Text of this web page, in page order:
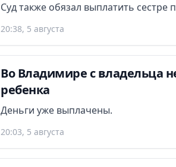
Суд также обязал выплатить
20:38, 5 августа
Во Владимире с владельца
ребенка
Деньги уже выплачены.
20:03, 5 августа